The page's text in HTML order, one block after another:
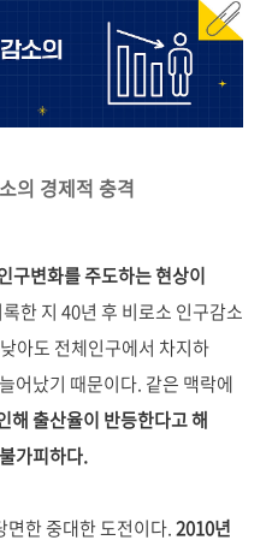
의 경제적 충격
구변화를 주도하는 현상이
한 지 40년 후 비로소 인구감소
아도 전체인구에서 차지하
어났기 때문이다. 같은 맥락에
해 출산율이 반등한다고 해
가피하다.
면한 중대한 도전이다.2010년